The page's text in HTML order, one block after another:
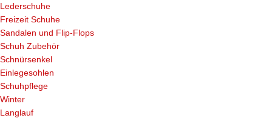
Lederschuhe
Freizeit Schuhe
Sandalen und Flip-Flops
Schuh Zubehör
Schnürsenkel
Einlegesohlen
Schuhpflege
Winter
Langlauf